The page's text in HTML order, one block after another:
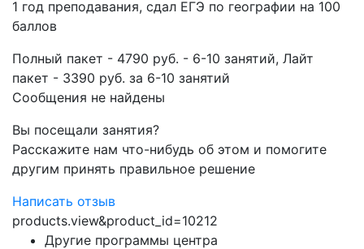
1 год преподавания, сдал ЕГЭ по географии на 100
баллов
Полный пакет - 4790 руб. - 6-10 занятий, Лайт
пакет - 3390 руб. за 6-10 занятий
Сообщения не найдены
Вы посещали занятия?
Расскажите нам что-нибудь об этом и помогите
другим принять правильное решение
Написать отзыв
products.view&product_id=10212
Другие программы центра